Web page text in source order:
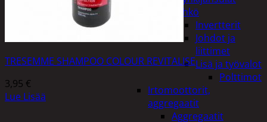
Sähkö
Invertterit
Johdot ja
liittimet
Lisä ja työvalot
Polttimot
Irtomoottorit,
aggregaatit
Aggregaatit
TRESEMME SHAMPOO COLOUR REVITALISE
3,95 €
Lue Lisää